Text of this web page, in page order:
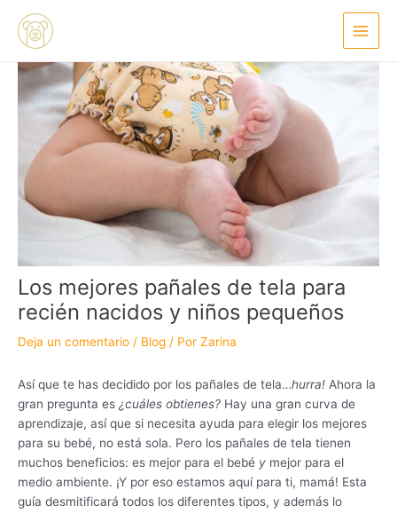
contenido
Main
Menu
Los mejores pañales de tela para
recién nacidos y niños pequeños
Deja un comentario / Blog / Por Zarina
Así que te has decidido por los pañales de tela…hurra! Ahora la
gran pregunta es ¿cuáles obtienes? Hay una gran curva de
aprendizaje, así que si necesita ayuda para elegir los mejores
para su bebé, no está sola. Pero los pañales de tela tienen
muchos beneficios: es mejor para el bebé y mejor para el
medio ambiente. ¡Y por eso estamos aquí para ti, mamá! Esta
guía desmitificará todos los diferentes tipos, y además lo
de
entradas